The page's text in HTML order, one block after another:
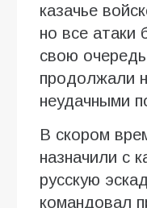
казачье
но все атаки
свою
продолжали
неудачными
В скором
назначили с
русскую
командовал